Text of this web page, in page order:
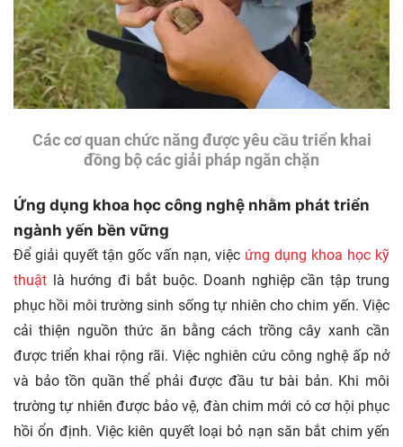
Các cơ quan chức năng được yêu cầu triển khai
đồng bộ các giải pháp ngăn chặn
Ứng dụng khoa học công nghệ nhằm phát triển
ngành yến bền vững
Để giải quyết tận gốc vấn nạn, việc ứng dụng khoa học kỹ
thuật là hướng đi bắt buộc. Doanh nghiệp cần tập trung
phục hồi môi trường sinh sống tự nhiên cho chim yến. Việc
cải thiện nguồn thức ăn bằng cách trồng cây xanh cần
được triển khai rộng rãi. Việc nghiên cứu công nghệ ấp nở
và bảo tồn quần thể phải được đầu tư bài bản. Khi môi
trường tự nhiên được bảo vệ, đàn chim mới có cơ hội phục
hồi ổn định. Việc kiên quyết loại bỏ nạn săn bắt chim yến